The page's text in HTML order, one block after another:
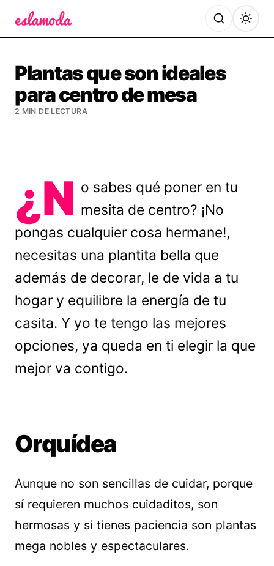
Plantas que son ideales
para centro de mesa
2 MIN DE LECTURA
¿N o sabes qué poner en tu
mesita de centro? ¡No
pongas cualquier cosa hermane!,
necesitas una plantita bella que
además de decorar, le de vida a tu
hogar y equilibre la energía de tu
casita. Y yo te tengo las mejores
opciones, ya queda en ti elegir la que
mejor va contigo.
Orquídea
Aunque no son sencillas de cuidar, porque
sí requieren muchos cuidaditos, son
hermosas y si tienes paciencia son plantas
mega nobles y espectaculares.